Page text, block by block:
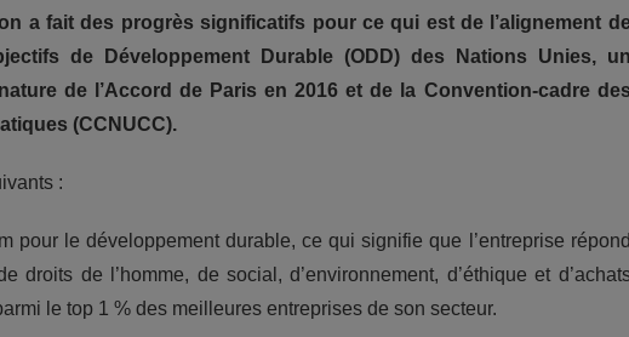
a fait des progrès significatifs pour ce qui est de l’alignement
de Développement Durable (ODD) des Nations Unies, un
de l’Accord de Paris en 2016 et de la Convention-cadre des
(CCNUCC).
:
pour le développement durable, ce qui signifie que l’entreprise répond
de l’homme, de social, d’environnement, d’éthique et
le top 1 % des meilleures entreprises de son secteur.